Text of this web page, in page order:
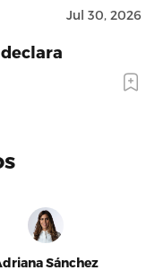
Jul 30, 2026
Sánchez